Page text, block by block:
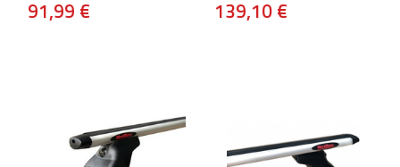
91,99 € 139,10 €